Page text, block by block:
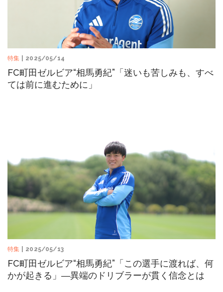
特集 | 2025/05/14
FC町田ゼルビア“相馬勇紀”「迷いも苦しみも、すべ
ては前に進むために」
特集 | 2025/05/13
FC町田ゼルビア“相馬勇紀”「この選手に渡れば、何
かが起きる」―異端のドリブラーが貫く信念とは